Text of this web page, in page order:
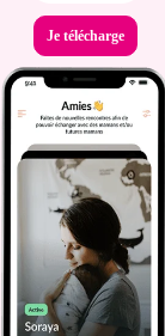
Je télécharge